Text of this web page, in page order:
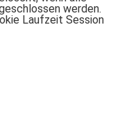
werden.
Laufzeit Session